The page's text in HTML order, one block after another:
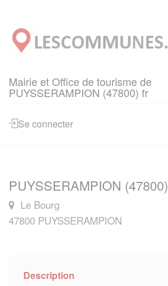
Mairie et Office de tourisme de
PUYSSERAMPION (47800) fr
Se connecter
PUYSSERAMPION (47800)
Le Bourg
47800 PUYSSERAMPION
Description